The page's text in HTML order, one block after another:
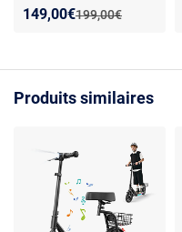
Trottinette Électrique
Increvables,Trottinette
Ancien prix :
199,00€
Nouveau prix :
149,00€
Réduction de :
Produits similaires